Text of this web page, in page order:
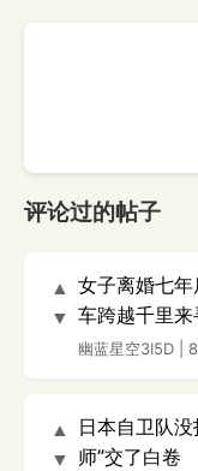
评论过的帖子
▲
▼
女子离婚七
车跨越千里
幽蓝星空3I5D
▲
▼
日本自卫队
师”交了白卷